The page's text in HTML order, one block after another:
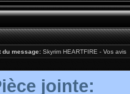
du message: Skyrim HEARTFIRE - Vos avis
jointe: